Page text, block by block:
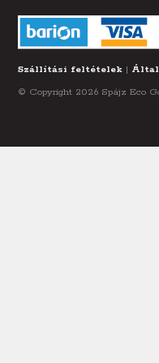
Szállítási feltételek |
© Copyright 2026 Spájz Eco